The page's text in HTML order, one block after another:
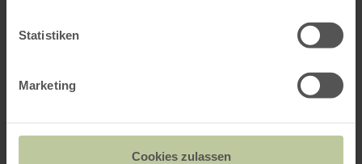
Statistiken
Marketing
Cookies zulassen